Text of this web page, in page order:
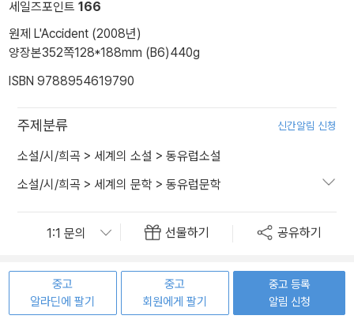
세일즈포인트 166
원제 L'Accident (2008년)
양장본352쪽128*188mm (B6)440g
ISBN 9788954619790
주제분류 신간알림 신청
소설/시/희곡 > 세계의 소설 > 동유럽소설
소설/시/희곡 > 세계의 문학 > 동유럽문학
선물하기 공유하기
중고
알라딘에 팔기
중고
회원에게 팔기
중고 등록
알림 신청